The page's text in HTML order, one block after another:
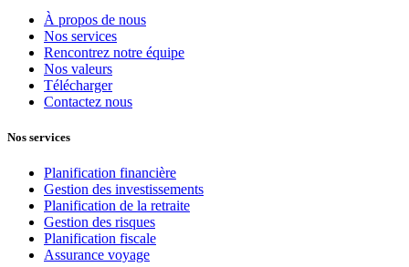
À propos de nous
Nos services
Rencontrez notre équipe
Nos valeurs
Télécharger
Contactez nous
Nos services
Planification financière
Gestion des investissements
Planification de la retraite
Gestion des risques
Planification fiscale
Assurance voyage